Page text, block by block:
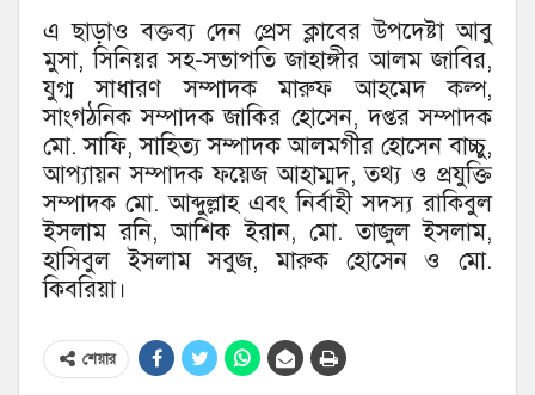
এ ছাড়াও বক্তব্য দেন প্রেস ক্লাবের উপদেষ্টা আবু
মুসা, সিনিয়র সহ-সভাপতি জাহাঙ্গীর আলম জাবির,
যুগ্ম সাধারণ সম্পাদক মারুফ আহমেদ কল্প,
সাংগঠনিক সম্পাদক জাকির হোসেন, দপ্তর সম্পাদক
মো. সাফি, সাহিত্য সম্পাদক আলমগীর হোসেন বাচ্চু,
আপ্যায়ন সম্পাদক ফয়েজ আহাম্মদ, তথ্য ও প্রযুক্তি
সম্পাদক মো. আব্দুল্লাহ এবং নির্বাহী সদস্য রাকিবুল
ইসলাম রনি, আশিক ইরান, মো. তাজুল ইসলাম,
হাসিবুল ইসলাম সবুজ, মারুক হোসেন ও মো.
কিবরিয়া।
শেয়ার